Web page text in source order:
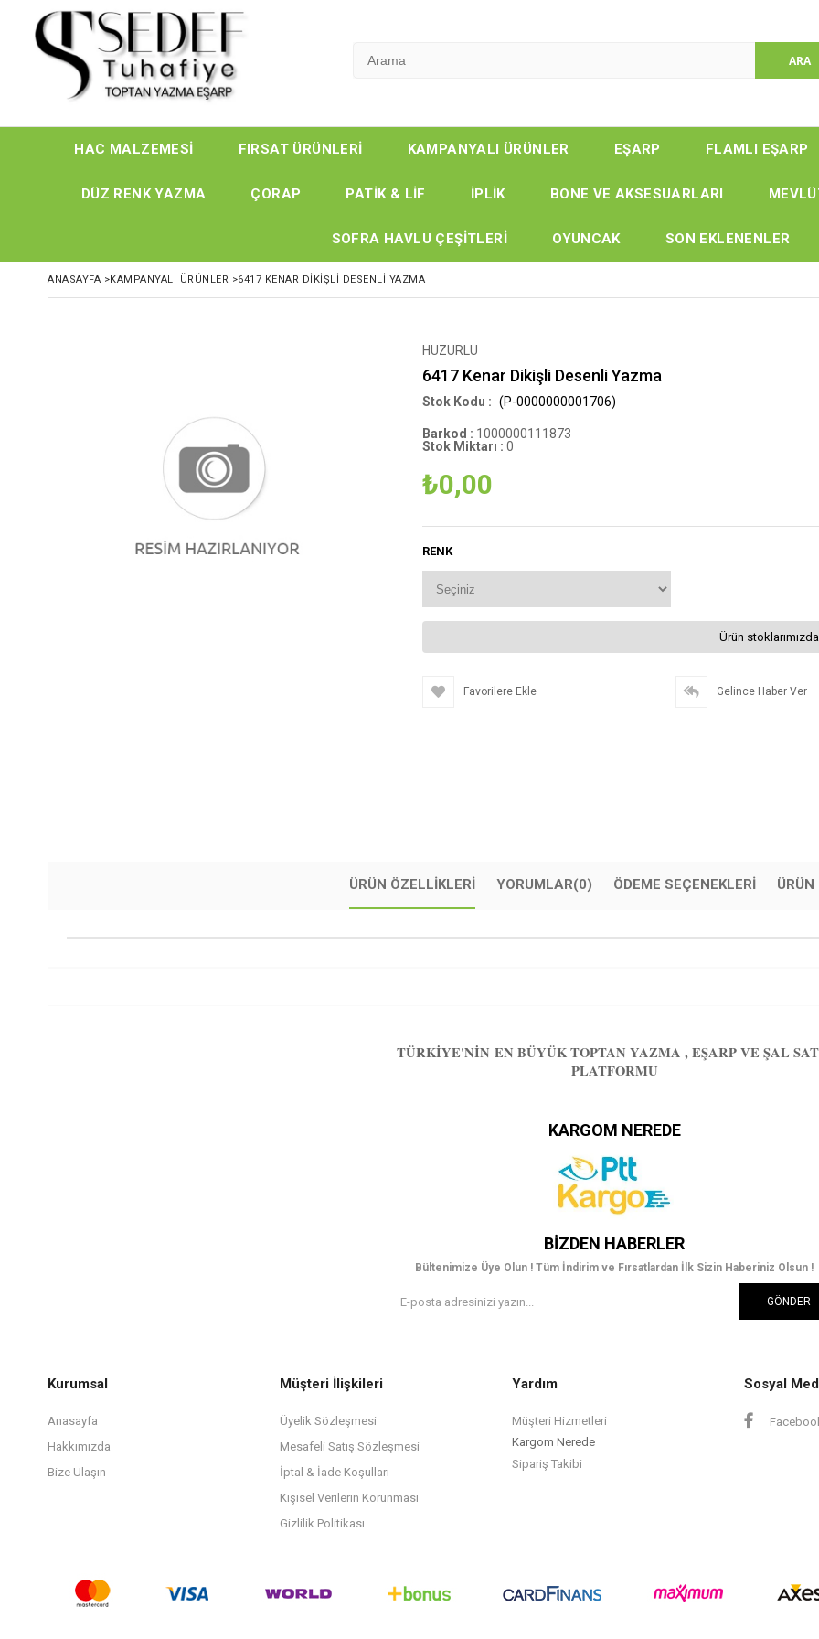
HAC MALZEMESİ FIRSAT ÜRÜNLERİ KAMPANYALI ÜRÜNLER EŞARP FLAMLI EŞARP
DÜZ RENK YAZMA ÇORAP PATİK & LİF İPLİK BONE VE AKSESUARLARI
SOFRA HAVLU ÇEŞİTLERİ OYUNCAK SON EKLENENLER
ANASAYFA >KAMPANYALI ÜRÜNLER >6417 KENAR DIKIŞLI DESENLI YAZMA
HUZURLU
6417 Kenar Dikişli Desenli Yazma
(P-0000000001706)
Barkod : 1000000111873
Stok Miktarı : 0
₺0,00
RENK
Ürün
Favorilere Ekle Gelince Haber Ver
ÜRÜN ÖZELLIKLERI YORUMLAR(0) ÖDEME SEÇENEKLERI ÜRÜN
TÜRKIYE'NIN EN BÜYÜK TOPTAN YAZMA , EŞARP VE ŞAL
PLATFORMU
KARGOM NEREDE
BIZDEN HABERLER
Bültenimize Üye Olun ! Tüm İndirim ve Fırsatlardan İlk Sizin Haberiniz Olsun !
GÖNDER
Kurumsal
Anasayfa
Hakkımızda
Bize Ulaşın
Müşteri İlişkileri
Üyelik Sözleşmesi
Mesafeli Satış Sözleşmesi
İptal & İade Koşulları
Kişisel Verilerin Korunması
Gizlilik Politikası
Yardım
Müşteri Hizmetleri
Kargom Nerede
Sipariş Takibi
Sosyal